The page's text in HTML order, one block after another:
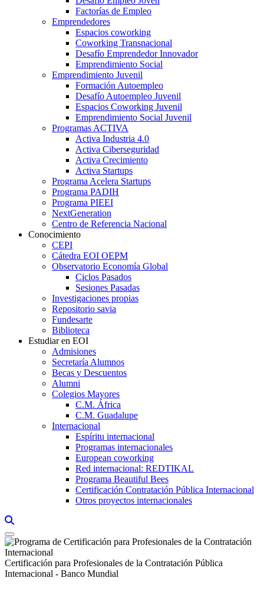
Factorías de Empleo
Emprendedores
Espacios coworking
Coworking Transnacional
Desafío Emprendedor Innovador
Emprendimiento Social
Emprendimiento Juvenil
Formación Autoempleo
Desafío Autoempleo Juvenil
Espacios Coworking Juvenil
Emprendimiento Social Juvenil
Programas ACTIVA
Activa Industria 4.0
Activa Ciberseguridad
Activa Crecimiento
Activa Startups
Programa Acelera Startups
Programa PADIH
Programa PIEEI
NextGeneration
Centro de Referencia Nacional
Conocimiento
CEPI
Cátedra EOI OEPM
Observatorio Economía Global
Ciclos Pasados
Sesiones Pasadas
Investigaciones propias
Repositorio savia
Fundesarte
Biblioteca
Estudiar en EOI
Admisiones
Secretaría Alumnos
Becas y Descuentos
Alumni
Colegios Mayores
C.M. África
C.M. Guadalupe
Internacional
Espíritu internacional
Programas internacionales
European coworking
Red internacional: REDTIKAL
Programa Beautiful Bees
Certificación Contratación Pública Internacional
Otros proyectos internacionales
Certificación para Profesionales de la Contratación Pública
Internacional - Banco Mundial